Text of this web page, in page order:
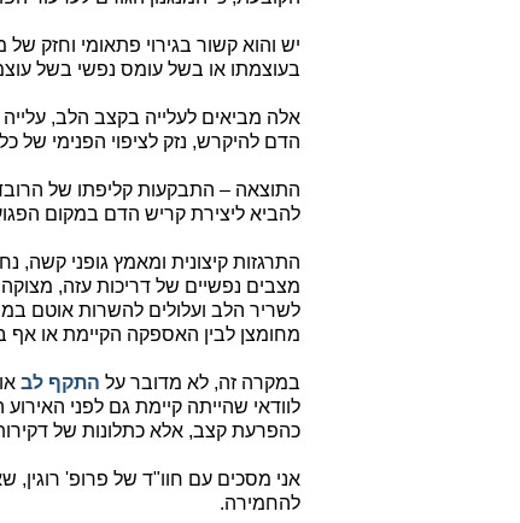
יש והוא קשור בגירוי פתאומי וחזק
בעוצמתו או בשל עומס נפשי בשל
אלה מביאים לעלייה בקצב הלב,
הדם להיקרש, נזק לציפוי הפנימי של
התוצאה – התבקעות קליפתו של
להביא ליצירת קריש הדם במקום
התרגזות קיצונית ומאמץ גופני קשה,
מצבים נפשיים של דריכות עזה,
לשריר הלב ועלולים להשרות אוטם
מחומצן לבין האספקה הקיימת או
במקרה זה, לא מדובר על התקף לב
לוודאי שהייתה קיימת גם לפני
כהפרעת קצב, אלא כתלונות של
אני מסכים עם חוו"ד של פרופ'
להחמירה.